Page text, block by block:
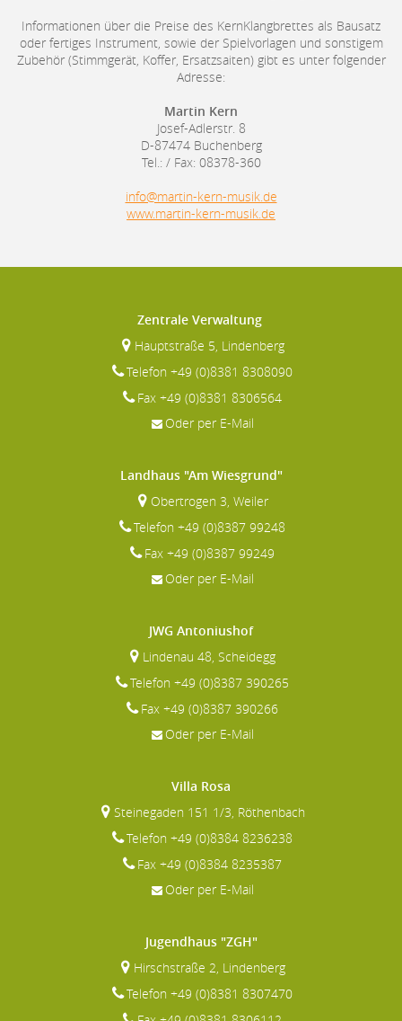
Informationen über die Preise des KernKlangbrettes als Bausatz
oder fertiges Instrument, sowie der Spielvorlagen und sonstigem
Zubehör (Stimmgerät, Koffer, Ersatzsaiten) gibt es unter folgender
Adresse:
Martin Kern
Josef-Adlerstr. 8
D-87474 Buchenberg
Tel.: / Fax: 08378-360
info@martin-kern-musik.de
www.martin-kern-musik.de
Zentrale Verwaltung
Hauptstraße 5, Lindenberg
Telefon +49 (0)8381 8308090
Fax +49 (0)8381 8306564
Oder per E-Mail
Landhaus "Am Wiesgrund"
Obertrogen 3, Weiler
Telefon +49 (0)8387 99248
Fax +49 (0)8387 99249
Oder per E-Mail
JWG Antoniushof
Lindenau 48, Scheidegg
Telefon +49 (0)8387 390265
Fax +49 (0)8387 390266
Oder per E-Mail
Villa Rosa
Steinegaden 151 1/3, Röthenbach
Telefon +49 (0)8384 8236238
Fax +49 (0)8384 8235387
Oder per E-Mail
Jugendhaus "ZGH"
Hirschstraße 2, Lindenberg
Telefon +49 (0)8381 8307470